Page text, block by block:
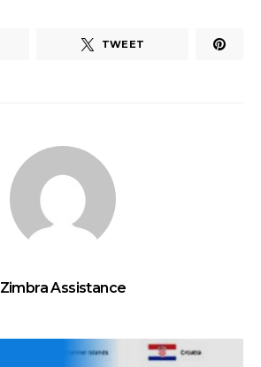
TWEET
Zimbra Assistance